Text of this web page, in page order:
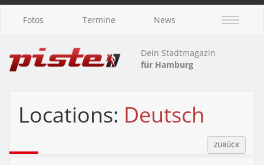
Fotos Termine News
Dein Stadtmagazin
für Hamburg
Locations: Deutsch
ZURÜCK